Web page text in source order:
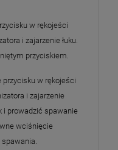
w rękojeści
i zajarzenie łuku.
przyciskiem.
w rękojeści
i zajarzenie
i prowadzić spawanie
wciśnięcie